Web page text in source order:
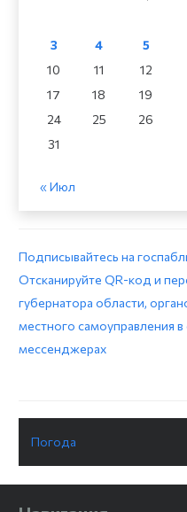
3
4 5
10
11 12
17
18 19
24
25 26
31
« Июл
Подписывайтесь на
Отсканируйте QR-код и
губернатора области,
местного самоуправления в
мессенджерах
Погода